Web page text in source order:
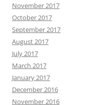
November 2017
October 2017
September 2017
August 2017
July 2017
March 2017
January 2017
December 2016
November 2016